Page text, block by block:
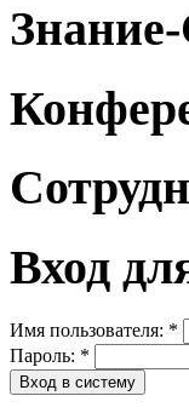
Вход
Имя пользователя: *
Пароль: *